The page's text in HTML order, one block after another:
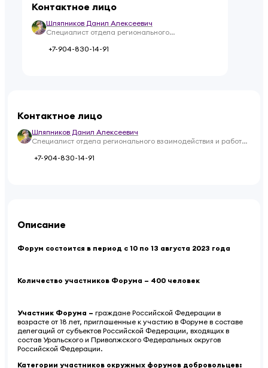
Контактное лицо
Шляпников Данил Алексеевич
Специалист отдела регионального
+7-904-830-14-91
Контактное лицо
Шляпников Данил Алексеевич
Специалист отдела регионального взаимодействия и работы
+7-904-830-14-91
Описание
Форум состоится в период с 10 по 13 августа 2023 года
Количество участников Форума – 400 человек
Участник Форума – граждане Российской Федерации в
возрасте от 18 лет, приглашенные к участию в Форуме в составе
делегаций от субъектов Российской Федерации, входящих в
состав Уральского и Приволжского Федеральных округов
Российской Федерации.
Категории участников окружных форумов добровольцев: